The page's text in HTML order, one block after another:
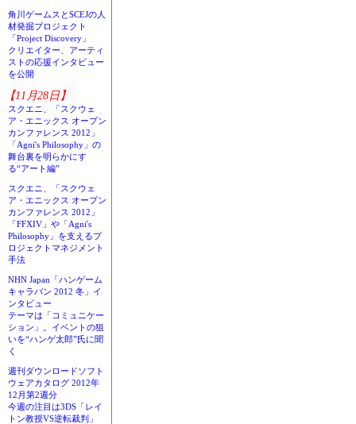
角川ゲームスとSCEJの人
材発掘プロジェクト
「Project Discovery」
クリエイター、アーティ
ストの応援インタビュー
を公開
【11月28日】
スクエニ、「スクウェ
ア・エニックス オープン
カンファレンス 2012」
「Agni's Philosophy」の
舞台裏を明らかにす
る“アート編”
スクエニ、「スクウェ
ア・エニックス オープン
カンファレンス 2012」
「FFXIV」や「Agni's
Philosophy」を支えるプ
ロジェクトマネジメント
手法
NHN Japan「ハンゲーム
キャラバン 2012 冬」イ
ンタビュー
テーマは「コミュニケー
ション」。イベントの狙
いを“ハンゲ太郎”氏に聞
く
週刊ダウンロードソフト
ウェアカタログ 2012年
12月第2週分
今週の注目は3DS「レイ
トン教授VS逆転裁判」